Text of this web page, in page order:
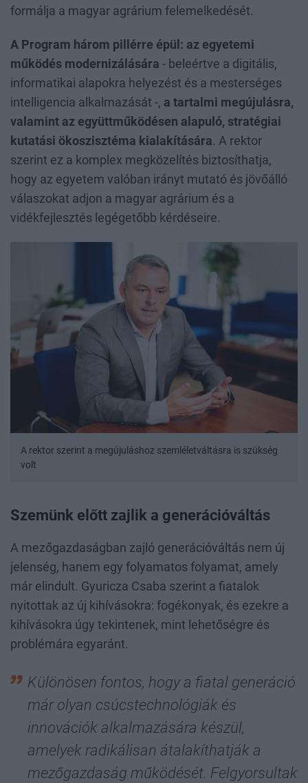
formálja a magyar agrárium felemelkedését.
A Program három pillérre épül: az egyetemi
működés modernizálására - beleértve a digitális,
informatikai alapokra helyezést és a mesterséges
intelligencia alkalmazását -, a tartalmi megújulásra,
valamint az együttműködésen alapuló, stratégiai
kutatási ökoszisztéma kialakítására. A rektor
szerint ez a komplex megközelítés biztosíthatja,
hogy az egyetem valóban irányt mutató és jövőálló
válaszokat adjon a magyar agrárium és a
vidékfejlesztés legégetőbb kérdéseire.
A rektor szerint a megújuláshoz szemléletváltásra is szükség
volt
Szemünk előtt zajlik a generációváltás
A mezőgazdaságban zajló generációváltás nem új
jelenség, hanem egy folyamatos folyamat, amely
már elindult. Gyuricza Csaba szerint a fiatalok
nyitottak az új kihívásokra: fogékonyak, és ezekre a
kihívásokra úgy tekintenek, mint lehetőségre és
problémára egyaránt.
Különösen fontos, hogy a fiatal generáció
már olyan csúcstechnológiák és
innovációk alkalmazására készül,
amelyek radikálisan átalakíthatják a
mezőgazdaság működését. Felgyorsultak